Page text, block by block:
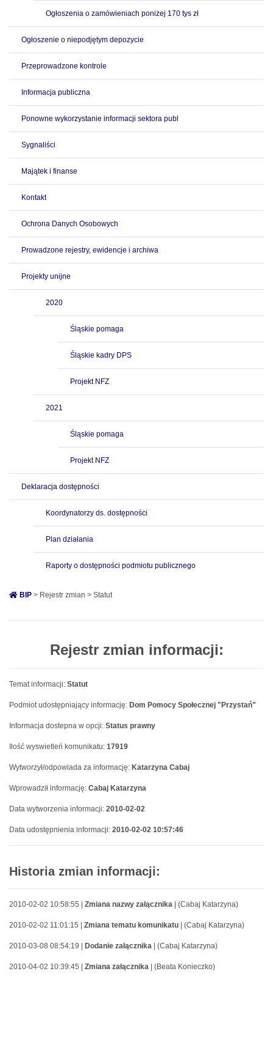
Ogłoszenia o zamówieniach poniżej 170 tys zł
Ogłoszenie o niepodjętym depozycie
Przeprowadzone kontrole
Informacja publiczna
Ponowne wykorzystanie informacji sektora publ
Sygnaliści
Majątek i finanse
Kontakt
Ochrona Danych Osobowych
Prowadzone rejestry, ewidencje i archiwa
Projekty unijne
2020
Śląskie pomaga
Śląskie kadry DPS
Projekt NFZ
2021
Śląskie pomaga
Projekt NFZ
Deklaracja dostępności
Koordynatorzy ds. dostępności
Plan działania
Raporty o dostępności podmiotu publicznego
BIP > Rejestr zmian > Statut
Rejestr zmian informacji:
Temat informacji: Statut
Podmiot udostępniający informację: Dom Pomocy Społecznej "Przystań"
Informacja dostepna w opcji: Status prawny
Ilość wyswietleń komunikatu: 17919
Wytworzył/odpowiada za informację: Katarzyna Cabaj
Wprowadził informację: Cabaj Katarzyna
Data wytworzenia informacji: 2010-02-02
Data udostępnienia informacji: 2010-02-02 10:57:46
Historia zmian informacji:
2010-02-02 10:58:55 | Zmiana nazwy załącznika | (Cabaj Katarzyna)
2010-02-02 11:01:15 | Zmiana tematu komunikatu | (Cabaj Katarzyna)
2010-03-08 08:54:19 | Dodanie załącznika | (Cabaj Katarzyna)
2010-04-02 10:39:45 | Zmiana załącznika | (Beata Konieczko)